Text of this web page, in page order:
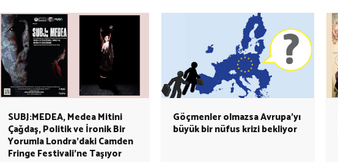
SUBJ:MEDEA, Medea Mitini
Çağdaş, Politik ve İronik Bir
Yorumla Londra’daki Camden
Fringe Festivali’ne Taşıyor
Göçmenler olmazsa Avrupa’yı
büyük bir nüfus krizi bekliyor